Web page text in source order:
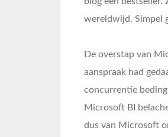
wereldwijd. Simpel
De overstap van
aanspraak had
concurrentie
Microsoft BI
dus van Microsoft